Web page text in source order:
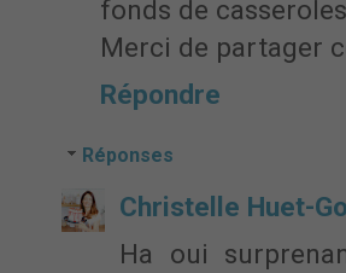
fonds de
Merci de partager
Répondre
Réponses
Christelle Huet-
Ha oui